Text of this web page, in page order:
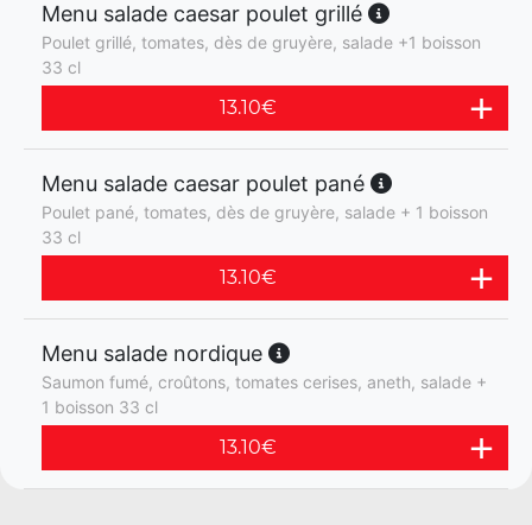
Menu salade caesar poulet grillé
Poulet grillé, tomates, dès de gruyère, salade +1 boisson
33 cl
13.10€
Menu salade caesar poulet pané
Poulet pané, tomates, dès de gruyère, salade + 1 boisson
33 cl
13.10€
Menu salade nordique
Saumon fumé, croûtons, tomates cerises, aneth, salade +
1 boisson 33 cl
13.10€